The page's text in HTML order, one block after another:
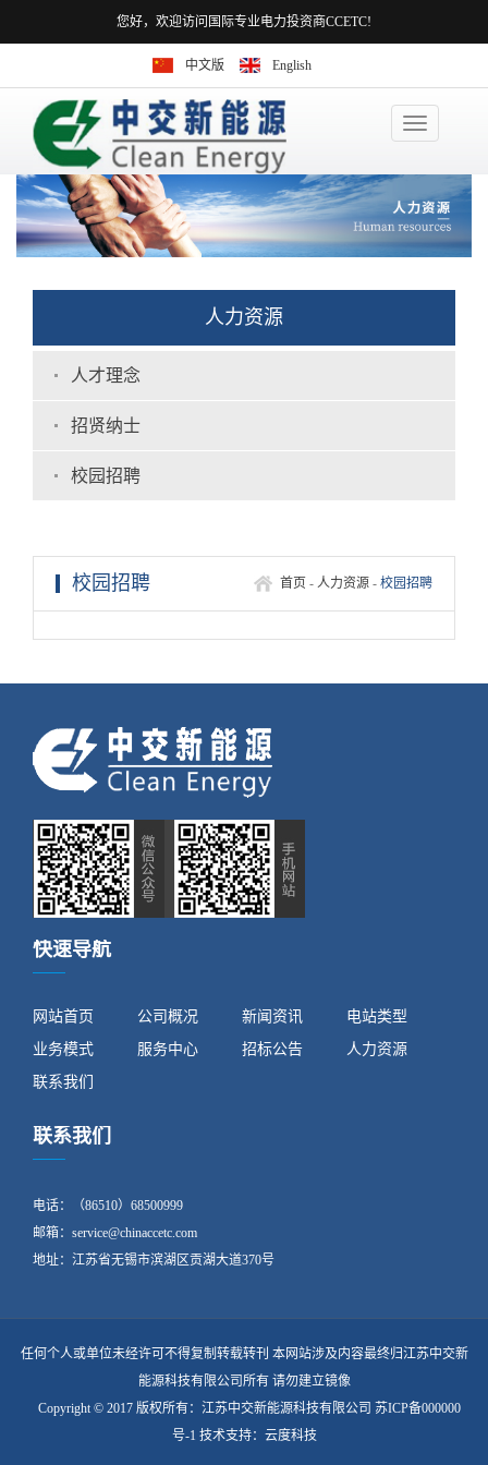
您好，欢迎访问国际专业电力投资商CCETC!
中文版 English
Toggle
navigation
人力资源
人才理念
招贤纳士
校园招聘
校园招聘 首页 - 人力资源 - 校园招聘
快速导航
网站首页 公司概况 新闻资讯
电站类型
业务模式
服务中心 招标公告
人力资源
联系我们
联系我们
电话：（86510）68500999
邮箱：service@chinaccetc.com
地址：江苏省无锡市滨湖区贡湖大道370号
任何个人或单位未经许可不得复制转载转刊 本网站涉及内容最终归江苏中交新
能源科技有限公司所有 请勿建立镜像
Copyright © 2017 版权所有：江苏中交新能源科技有限公司 苏ICP备000000
号-1 技术支持：云度科技